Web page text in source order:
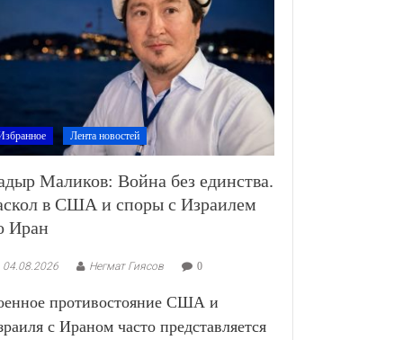
Лента новостей
Маликов: Война без единства.
в США и споры с Израилем
Иран
04.08.2026 Негмат Гиясов 0
противостояние США и
с Ираном часто представляется